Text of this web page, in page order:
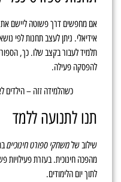
אם מחפשים דרך פשוטה ליישם
אידיאלי. ניתן לעצב תחנות לפי
תלמיד לעבור בקצב שלו. כך,
להפסקה פעילה.
כשהלמידה זזה – הילדים
תנו לתנועה ללמד
שילוב שלמשחקי ספורט חינוכיים
מהפכה חינוכית. בעזרת פעילויות
לתוך יום הלימודים.